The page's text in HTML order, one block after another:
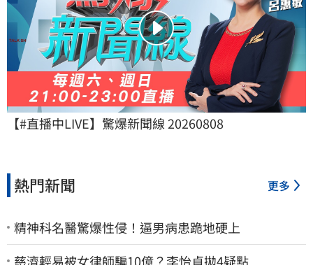
【#直播中LIVE】驚爆新聞線 20260808
熱門新聞 更多
精神科名醫驚爆性侵！逼男病患跪地硬上
慈濟輕易被女律師騙10億？李怡貞拋4疑點